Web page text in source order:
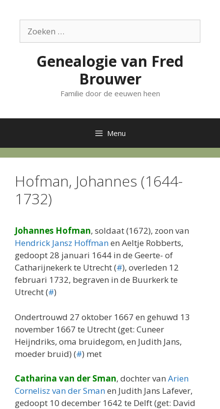
inhoudnaar:
Genealogie van Fred
Brouwer
Familie door de eeuwen heen
Menu
Hofman, Johannes (1644-
1732)
Johannes Hofman, soldaat (1672), zoon van
Hendrick Jansz Hoffmanen Aeltje Robberts,
gedoopt 28 januari 1644 in de Geerte- of
Catharijnekerk te Utrecht (#), overleden 12
februari 1732, begraven in de Buurkerk te
Utrecht (#)
Ondertrouwd 27 oktober 1667 en gehuwd 13
november 1667 te Utrecht (get: Cuneer
Heijndriks, oma bruidegom, en Judith Jans,
moeder bruid) (#) met
Catharina van der Sman, dochter van Arien
Cornelisz van der Smanen Judith Jans Lafever,
gedoopt 10 december 1642 te Delft (get: David